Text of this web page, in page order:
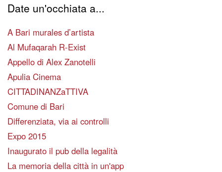
Date un'occhiata a...
A Bari murales d’artista
Al Mufaqarah R-Exist
Appello di Alex Zanotelli
Apulia Cinema
CITTADINANZaTTIVA
Comune di Bari
Differenziata, via ai controlli
Expo 2015
Inaugurato il pub della legalità
La memoria della città in un'app